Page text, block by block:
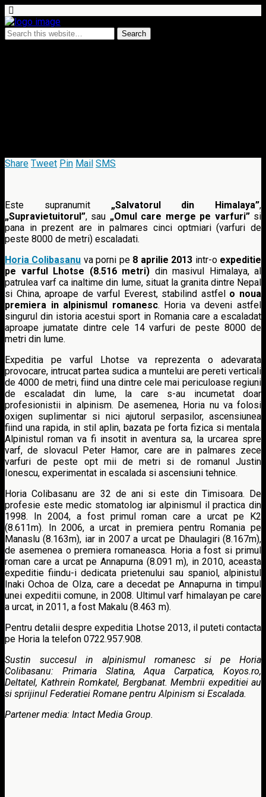
Share Tweet Pin Mail SMS
Este supranumit „Salvatorul din Himalaya”,
„Supravietuitorul”, sau „Omul care merge pe varfuri”si
pana in prezent are in palmares cinci optmiari (varfuri de
peste 8000 de metri) escaladati.
Horia Colibasanu va porni pe 8 aprilie 2013 intr-o expeditie
pe varful Lhotse (8.516 metri) din masivul Himalaya, al
patrulea varf ca inaltime din lume, situat la granita dintre Nepal
si China, aproape de varful Everest, stabilind astfel o noua
premiera in alpinismul romanesc. Horia va deveni astfel
singurul din istoria acestui sport in Romania care a escaladat
aproape jumatate dintre cele 14 varfuri de peste 8000 de
metri din lume.
Expeditia pe varful Lhotse va reprezenta o adevarata
provocare, intrucat partea sudica a muntelui are pereti verticali
de 4000 de metri, fiind una dintre cele mai periculoase regiuni
de escaladat din lume, la care s-au incumetat doar
profesionistii in alpinism. De asemenea, Horia nu va folosi
oxigen suplimentar si nici ajutorul serpasilor, ascensiunea
fiind una rapida, in stil aplin, bazata pe forta fizica si mentala.
Alpinistul roman va fi insotit in aventura sa, la urcarea spre
varf, de slovacul Peter Hamor, care are in palmares zece
varfuri de peste opt mii de metri si de romanul Justin
Ionescu, experimentat in escalada si ascensiuni tehnice.
Horia Colibasanu are 32 de ani si este din Timisoara. De
profesie este medic stomatolog iar alpinismul il practica din
1998. In 2004, a fost primul roman care a urcat pe K2
(8.611m). In 2006, a urcat in premiera pentru Romania pe
Manaslu (8.163m), iar in 2007 a urcat pe Dhaulagiri (8.167m),
de asemenea o premiera romaneasca. Horia a fost si primul
roman care a urcat pe Annapurna (8.091 m), in 2010, aceasta
expeditie fiindu-i dedicata prietenului sau spaniol, alpinistul
Inaki Ochoa de Olza, care a decedat pe Annapurna in timpul
unei expeditii comune, in 2008. Ultimul varf himalayan pe care
a urcat, in 2011, a fost Makalu (8.463 m).
Pentru detalii despre expeditia Lhotse 2013, il puteti contacta
pe Horia la telefon 0722.957.908.
Sustin succesul in alpinismul romanesc si pe Horia
Colibasanu: Primaria Slatina, Aqua Carpatica, Koyos.ro,
Deltatel, Kathrein Romkatel, Bergbanat. Membrii expeditiei au
si sprijinul Federatiei Romane pentru Alpinism si Escalada.
Partener media: Intact Media Group.